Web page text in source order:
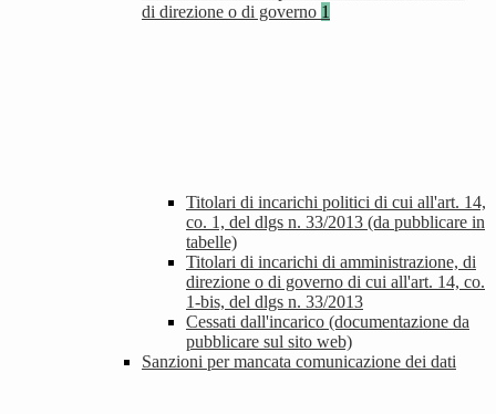
di direzione o di governo 1
Titolari di incarichi politici di cui all'art. 14,
co. 1, del dlgs n. 33/2013 (da pubblicare in
tabelle)
Titolari di incarichi di amministrazione, di
direzione o di governo di cui all'art. 14, co.
1-bis, del dlgs n. 33/2013
Cessati dall'incarico (documentazione da
pubblicare sul sito web)
Sanzioni per mancata comunicazione dei dati